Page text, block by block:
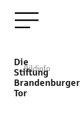
Hauptinhalt
Bildinfo
Die
Stiftung
Brandenburger
Tor